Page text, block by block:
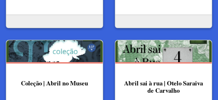
Coleção | Abril no Museu
Abril sai à rua | Otelo Saraiva
de Carvalho